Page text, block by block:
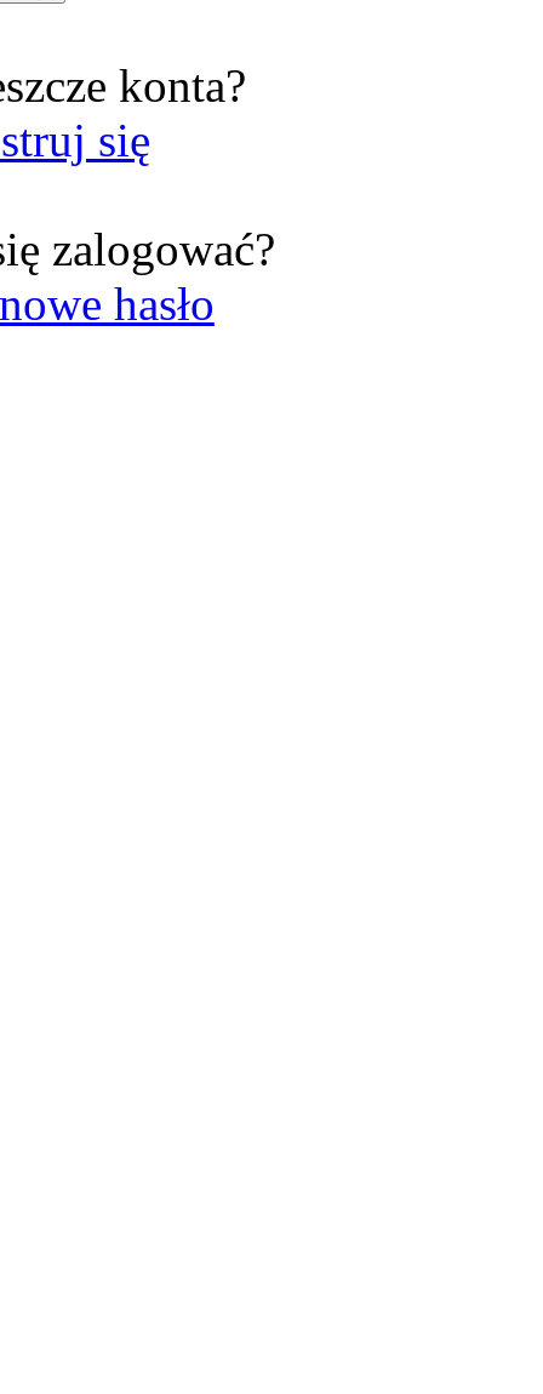
konta?
się
zalogować?
hasło